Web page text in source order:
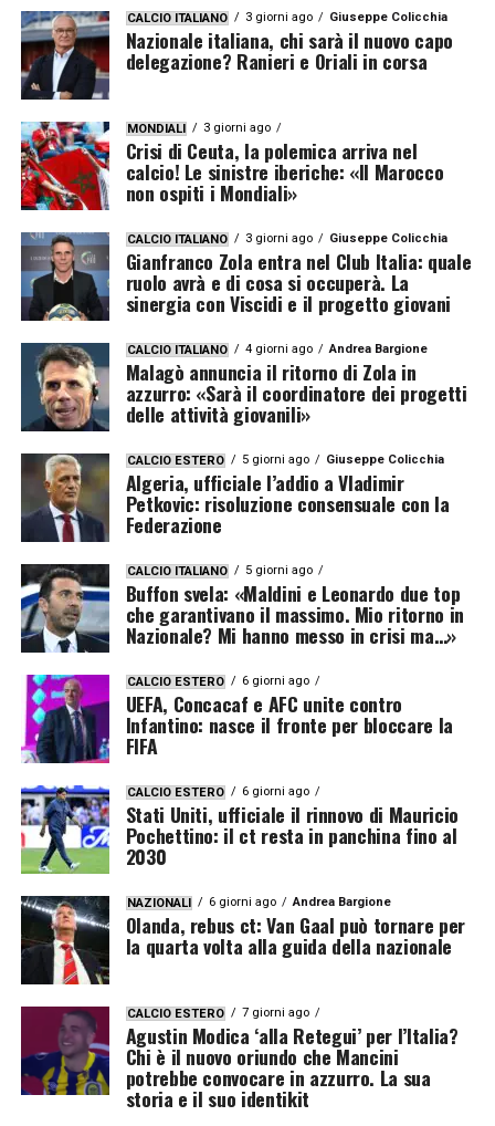
CALCIO ITALIANO 3 giorni ago Giuseppe Colicchia
Nazionale italiana, chi sarà il nuovo capo
delegazione? Ranieri e Oriali in corsa
MONDIALI 3 giorni ago
Crisi di Ceuta, la polemica arriva nel
calcio! Le sinistre iberiche: «Il Marocco
non ospiti i Mondiali»
CALCIO ITALIANO 3 giorni ago Giuseppe Colicchia
Gianfranco Zola entra nel Club Italia: quale
ruolo avrà e di cosa si occuperà. La
sinergia con Viscidi e il progetto giovani
CALCIO ITALIANO 4 giorni ago Andrea Bargione
Malagò annuncia il ritorno di Zola in
azzurro: «Sarà il coordinatore dei progetti
delle attività giovanili»
CALCIO ESTERO 5 giorni ago Giuseppe Colicchia
Algeria, ufficiale l’addio a Vladimir
Petkovic: risoluzione consensuale con la
Federazione
CALCIO ITALIANO 5 giorni ago
Buffon svela: «Maldini e Leonardo due top
che garantivano il massimo. Mio ritorno in
Nazionale? Mi hanno messo in crisi ma…»
CALCIO ESTERO 6 giorni ago
UEFA, Concacaf e AFC unite contro
Infantino: nasce il fronte per bloccare la
FIFA
CALCIO ESTERO 6 giorni ago
Stati Uniti, ufficiale il rinnovo di Mauricio
Pochettino: il ct resta in panchina fino al
2030
NAZIONALI 6 giorni ago Andrea Bargione
Olanda, rebus ct: Van Gaal può tornare per
la quarta volta alla guida della nazionale
CALCIO ESTERO 7 giorni ago
Agustin Modica ‘alla Retegui’ per l’Italia?
Chi è il nuovo oriundo che Mancini
potrebbe convocare in azzurro. La sua
storia e il suo identikit